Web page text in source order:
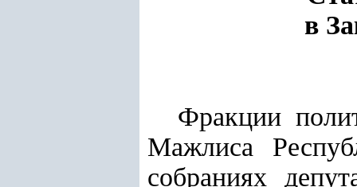
в
Фракции
Мажлиса
собраниях